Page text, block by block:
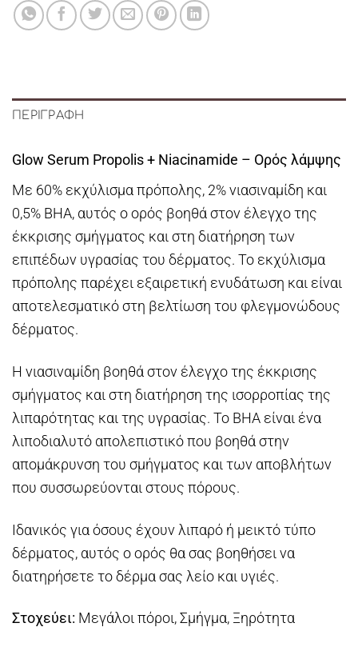
ΠΕΡΙΓΡΑΦΉ
Glow Serum Propolis + Niacinamide – Ορός λάμψης
Με 60% εκχύλισμα πρόπολης, 2% νιασιναμίδη και
0,5% BHA, αυτός ο ορός βοηθά στον έλεγχο της
έκκρισης σμήγματος και στη διατήρηση των
επιπέδων υγρασίας του δέρματος. Το εκχύλισμα
πρόπολης παρέχει εξαιρετική ενυδάτωση και είναι
αποτελεσματικό στη βελτίωση του φλεγμονώδους
δέρματος.
Η νιασιναμίδη βοηθά στον έλεγχο της έκκρισης
σμήγματος και στη διατήρηση της ισορροπίας της
λιπαρότητας και της υγρασίας. Το BHA είναι ένα
λιποδιαλυτό απολεπιστικό που βοηθά στην
απομάκρυνση του σμήγματος και των αποβλήτων
που συσσωρεύονται στους πόρους.
Ιδανικός για όσους έχουν λιπαρό ή μεικτό τύπο
δέρματος, αυτός ο ορός θα σας βοηθήσει να
διατηρήσετε το δέρμα σας λείο και υγιές.
Στοχεύει: Μεγάλοι πόροι, Σμήγμα, Ξηρότητα